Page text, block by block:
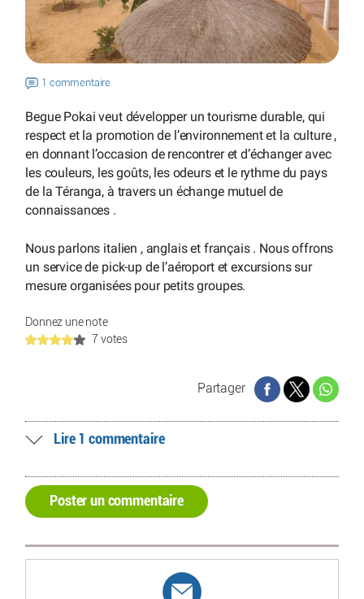
1 commentaire
Begue Pokai veut développer un tourisme durable, qui
respect et la promotion de l’environnement et la culture ,
en donnant l’occasion de rencontrer et d’échanger avec
les couleurs, les goûts, les odeurs et le rythme du pays
de la Téranga, à travers un échange mutuel de
connaissances .
Nous parlons italien , anglais et français . Nous offrons
un service de pick-up de l’aéroport et excursions sur
mesure organisées pour petits groupes.
Donnez une note
7 votes
Partager
Lire 1 commentaire
Poster un commentaire